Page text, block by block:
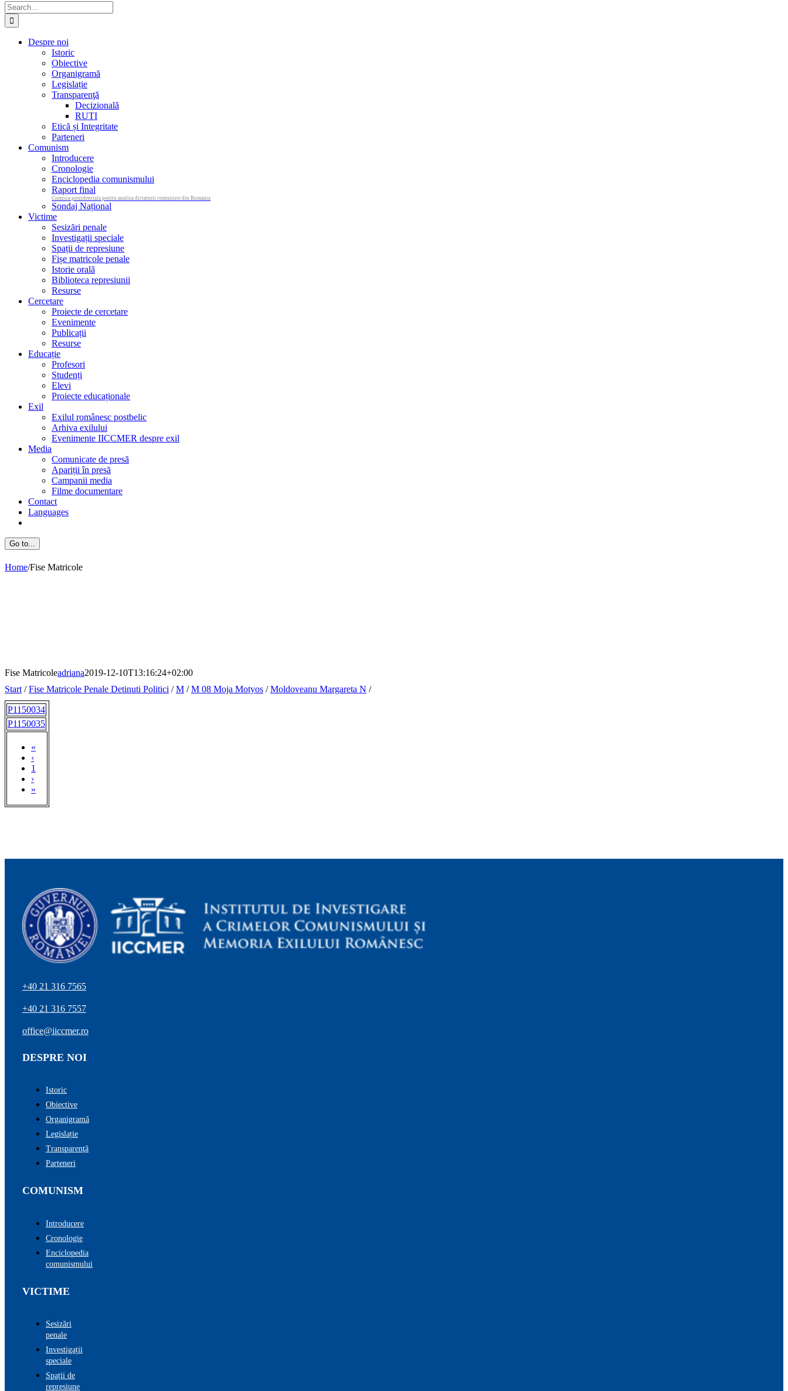
Search
for:
Despre noi
Istoric
Obiective
Organigramă
Legislație
Transparenţă
Decizională
RUTI
Etică și Integritate
Parteneri
Comunism
Introducere
Cronologie
Enciclopedia comunismului
Raport final
Comisia prezidentiala pentru analiza dictaturii comuniste din Romania
Sondaj Național
Victime
Sesizări penale
Investigații speciale
Spații de represiune
Fișe matricole penale
Istorie orală
Biblioteca represiunii
Resurse
Cercetare
Proiecte de cercetare
Evenimente
Publicații
Resurse
Educație
Profesori
Studenți
Elevi
Proiecte educaționale
Exil
Exilul românesc postbelic
Arhiva exilului
Evenimente IICCMER despre exil
Media
Comunicate de presă
Apariții în presă
Campanii media
Filme documentare
Contact
Languages
Go to...
Home/Fise Matricole
Fise Matricoleadriana2019-12-10T13:16:24+02:00
Start /Fise Matricole Penale Detinuti Politici /M /M 08 Moja Motyos /Moldoveanu Margareta N /
«
‹
1
›
»
P1150034
P1150035
+40 21 316 7565
+40 21 316 7557
office@iiccmer.ro
DESPRE NOI
Istoric
Obiective
Organigramă
Legislație
Transparenţă
Parteneri
COMUNISM
Introducere
Cronologie
Enciclopedia
comunismului
VICTIME
Sesizări
penale
Investigații
speciale
Spații de
represiune